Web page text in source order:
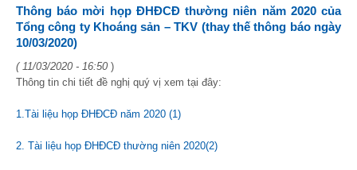
Thông báo mời họp ĐHĐCĐ thường niên năm 2020 của
Tổng công ty Khoáng sản – TKV (thay thế thông báo ngày
10/03/2020)
( 11/03/2020 - 16:50 )
Thông tin chi tiết đề nghị quý vị xem tại đây:
1.Tài liệu họp ĐHĐCĐ năm 2020 (1)
2. Tài liệu họp ĐHĐCĐ thường niên 2020(2)